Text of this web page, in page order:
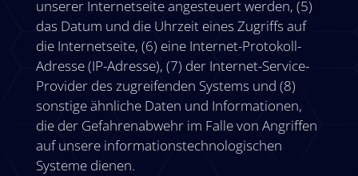
unserer Internetseite angesteuert werden, (5)
das Datum und die Uhrzeit eines Zugriffs auf
die Internetseite, (6) eine Internet-Protokoll-
Adresse (IP-Adresse), (7) der Internet-Service-
Provider des zugreifenden Systems und (8)
sonstige ähnliche Daten und Informationen,
die der Gefahrenabwehr im Falle von Angriffen
auf unsere informationstechnologischen
Systeme dienen.